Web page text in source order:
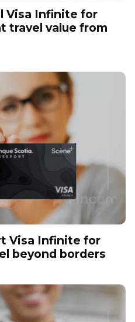
Visa Infinite for
travel value from
Visa Infinite for
beyond borders